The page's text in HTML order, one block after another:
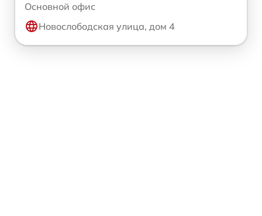
Основной офис
Новослободская улица, дом 4